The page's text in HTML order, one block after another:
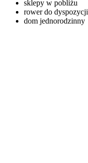
sklepy w pobliżu
rower do dyspozycji
dom jednorodzinny